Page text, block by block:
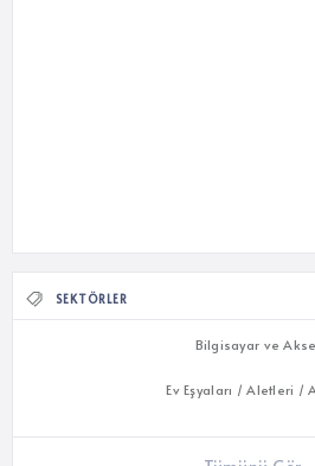
SEKTÖRLER
Bilgisayar ve
Ev Eşyaları / Aletleri /